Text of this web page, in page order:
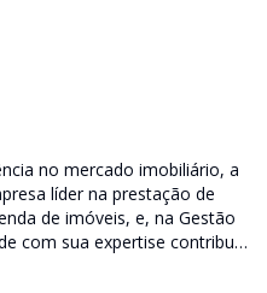
no mercado imobiliário, a
líder na prestação de
de imóveis, e, na Gestão
com sua expertise contribui